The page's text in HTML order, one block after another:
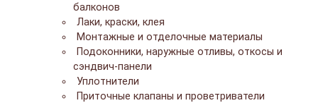
балконов
Лаки, краски, клея
Монтажные и отделочные материалы
Подоконники, наружные отливы, откосы и
сэндвич-панели
Уплотнители
Приточные клапаны и проветриватели